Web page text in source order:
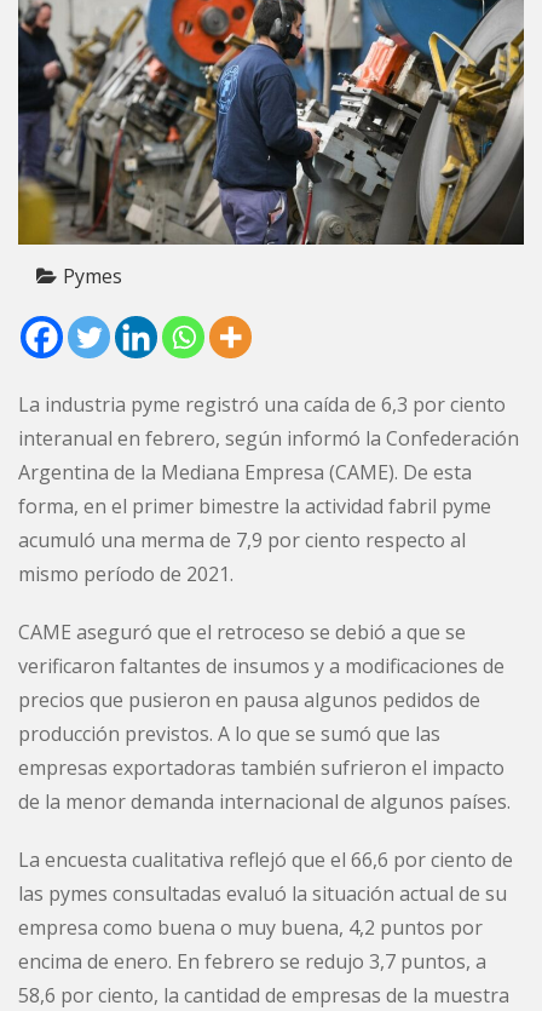
Pymes
La industria pyme registró una caída de 6,3 por ciento
interanual en febrero, según informó la Confederación
Argentina de la Mediana Empresa (CAME). De esta
forma, en el primer bimestre la actividad fabril pyme
acumuló una merma de 7,9 por ciento respecto al
mismo período de 2021.
CAME aseguró que el retroceso se debió a que se
verificaron faltantes de insumos y a modificaciones de
precios que pusieron en pausa algunos pedidos de
producción previstos. A lo que se sumó que las
empresas exportadoras también sufrieron el impacto
de la menor demanda internacional de algunos países.
La encuesta cualitativa reflejó que el 66,6 por ciento de
las pymes consultadas evaluó la situación actual de su
empresa como buena o muy buena, 4,2 puntos por
encima de enero. En febrero se redujo 3,7 puntos, a
58,6 por ciento, la cantidad de empresas de la muestra